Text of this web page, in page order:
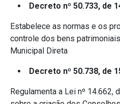
Decreto nº 50.733, de
Estabelece as normas e os
controle dos bens
Municipal Direta
Decreto nº 50.738, de
Regulamenta a Lei nº